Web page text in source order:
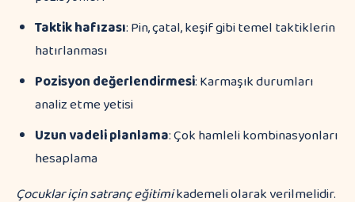
Taktik hafızası: Pin, çatal, keşif gibi temel taktiklerin
hatırlanması
Pozisyon değerlendirmesi: Karmaşık durumları
analiz etme yetisi
Uzun vadeli planlama: Çok hamleli kombinasyonları
hesaplama
Çocuklar için satranç eğitimikademeli olarak verilmelidir.